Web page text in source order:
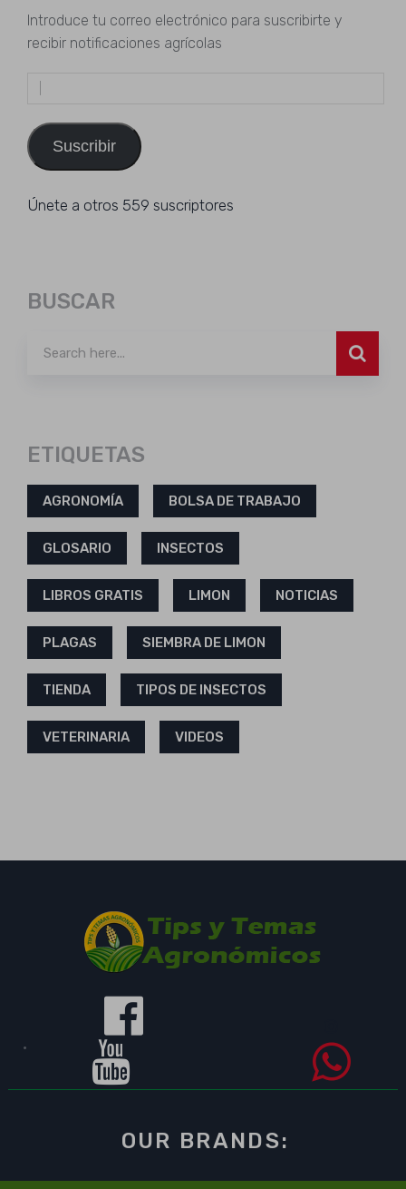
Introduce tu correo electrónico para suscribirte y
recibir notificaciones agrícolas
Dirección
email
Suscribir
Únete a otros 559 suscriptores
BUSCAR
ETIQUETAS
AGRONOMÍA BOLSA DE TRABAJO
GLOSARIO INSECTOS
LIBROS GRATIS LIMON NOTICIAS
PLAGAS SIEMBRA DE LIMON
TIENDA TIPOS DE INSECTOS
VETERINARIA VIDEOS
OUR BRANDS: